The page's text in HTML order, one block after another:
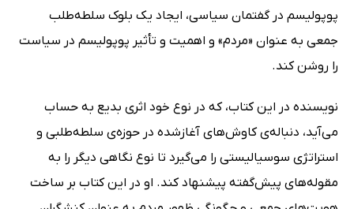
پوپولیسم در گفتمان سیاسی، ایجاد یک بلوک سلطه‌طلب
جمعی به عنوان «مردم» و اهمیت و تأثیر پوپولیسم در سیاست
را روشن کند.
نویسنده در این کتاب، که در نوع خود اثری بدیع به حساب
می‌آید، دنباله‌ی کاوش‌های آغازشده در حوزه‌ی سلطه‌طلبی و
استراتژی سوسیالیستی را می‌گیرد تا نوع نگاهی دیگر را به
مقوله‌های پیش‌گفته پیشنهاد کند. او در این کتاب بر ساخت